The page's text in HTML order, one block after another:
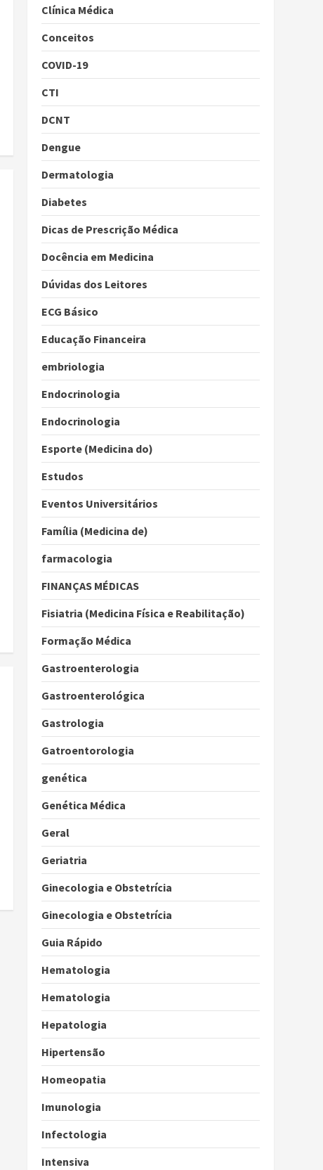
Clínica Médica
Conceitos
COVID-19
CTI
DCNT
Dengue
Dermatologia
Diabetes
Dicas de Prescrição Médica
Docência em Medicina
Dúvidas dos Leitores
ECG Básico
Educação Financeira
embriologia
Endocrinologia
Endocrinologia
Esporte (Medicina do)
Estudos
Eventos Universitários
Família (Medicina de)
farmacologia
FINANÇAS MÉDICAS
Fisiatria (Medicina Física e Reabilitação)
Formação Médica
Gastroenterologia
Gastroenterológica
Gastrologia
Gatroentorologia
genética
Genética Médica
Geral
Geriatria
Ginecologia e Obstetrícia
Ginecologia e Obstetrícia
Guia Rápido
Hematologia
Hematologia
Hepatologia
Hipertensão
Homeopatia
Imunologia
Infectologia
Intensiva